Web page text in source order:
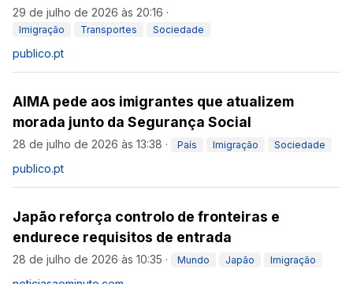
29 de julho de 2026 às 20:16 ·
Imigração Transportes Sociedade
publico.pt
AIMA pede aos imigrantes que atualizem
morada junto da Segurança Social
28 de julho de 2026 às 13:38 · País Imigração Sociedade
publico.pt
Japão reforça controlo de fronteiras e
endurece requisitos de entrada
28 de julho de 2026 às 10:35 · Mundo Japão Imigração